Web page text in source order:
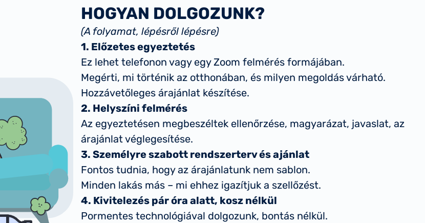
HOGYAN DOLGOZUNK?
(A folyamat, lépésről lépésre)
1. Előzetes egyeztetés
Ez lehet telefonon vagy egy Zoom felmérés formájában.
Megérti, mi történik az otthonában, és milyen megoldás várható.
Hozzávetőleges árajánlat készítése.
2. Helyszíni felmérés
Az egyeztetésen megbeszéltek ellenőrzése, magyarázat, javaslat, az
árajánlat véglegesítése.
3. Személyre szabott rendszerterv és ajánlat
Fontos tudnia, hogy az árajánlatunk nem sablon.
Minden lakás más – mi ehhez igazítjuk a szellőzést.
4. Kivitelezés pár óra alatt, kosz nélkül
Pormentes technológiával dolgozunk, bontás nélkül.